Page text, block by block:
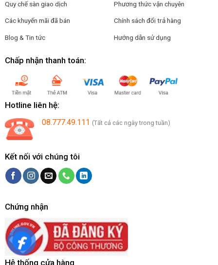
Quy chế sàn giao dịch
Các khuyến mãi đã bán
Blog & Tin tức
Phương thức vận chuyên
Chính sách đổi trả hàng
Hướng dẫn sử dụng
Chấp nhận thanh toán:
Hotline liên hệ:
08.777.49.111 (Tất cả các ngày trong tuần)
Kết nối với chúng tôi
Chứng nhận
Hệ thống cửa hàng